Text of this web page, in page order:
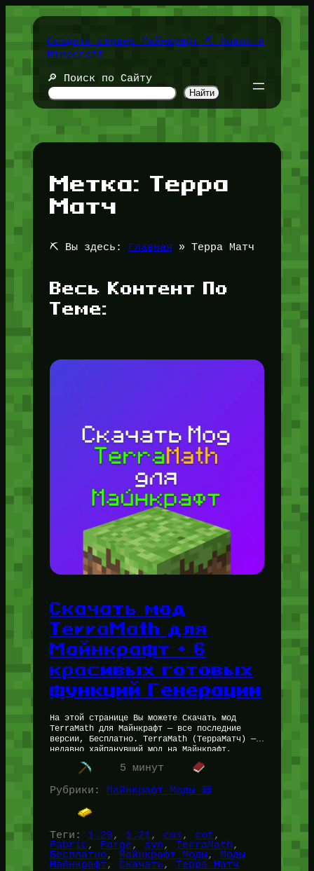
содержимомуСоздать сервер Майнкрафт ⛏️ Новости
Minecraft
🔎 Поиск по Сайту
Найти
Метка: Терра
Матч
⛏️ Вы здесь: Главная » Терра Матч
Весь Контент По
Теме:
Скачать мод
TerraMath для
Майнкрафт + 6
красивых готовых
функций Генерации
На этой странице Вы можете Скачать мод
TerraMath для Майнкрафт — все последние
версии, Бесплатно. TerraMath (ТерраМатч) —
недавно хайпанувший мод на Майнкрафт,
который позволяет задавать генерацию мира
Minecraft в…
5 минут
Рубрики: Майнкрафт Моды 🟩
Теги: 1.20, 1.21, cos, cot
Fabric, Forge, syn, TerraMath
Бесплатно, Майнкрафт Моды,
Моды
Майнкрафт, Скачать, Терра Матч